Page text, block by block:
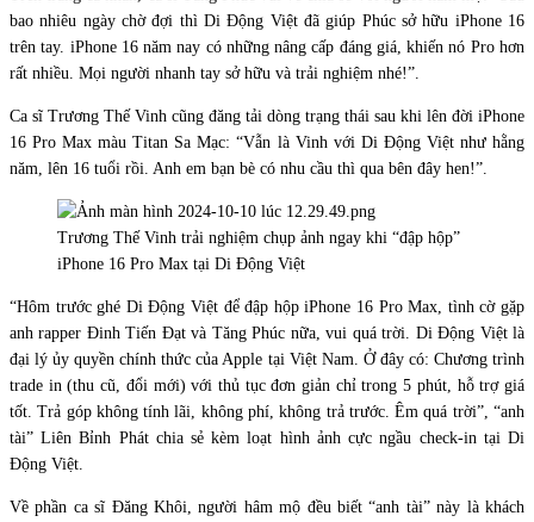
bao nhiêu ngày chờ đợi thì Di Động Việt đã giúp Phúc sở hữu iPhone 16
trên tay. iPhone 16 năm nay có những nâng cấp đáng giá, khiến nó Pro hơn
rất nhiều. Mọi người nhanh tay sở hữu và trải nghiệm nhé!”.
Ca sĩ Trương Thế Vinh cũng đăng tải dòng trạng thái sau khi lên đời iPhone
16 Pro Max màu Titan Sa Mạc: “Vẫn là Vinh với Di Động Việt như hằng
năm, lên 16 tuổi rồi. Anh em bạn bè có nhu cầu thì qua bên đây hen!”.
Trương Thế Vinh trải nghiệm chụp ảnh ngay khi “đập hộp”
iPhone 16 Pro Max tại Di Động Việt
“Hôm trước ghé Di Động Việt để đập hộp iPhone 16 Pro Max, tình cờ gặp
anh rapper Đinh Tiến Đạt và Tăng Phúc nữa, vui quá trời. Di Động Việt là
đại lý ủy quyền chính thức của Apple tại Việt Nam. Ở đây có: Chương trình
trade in (thu cũ, đổi mới) với thủ tục đơn giản chỉ trong 5 phút, hỗ trợ giá
tốt. Trả góp không tính lãi, không phí, không trả trước. Êm quá trời”, “anh
tài” Liên Bỉnh Phát chia sẻ kèm loạt hình ảnh cực ngầu check-in tại Di
Động Việt.
Về phần ca sĩ Đăng Khôi, người hâm mộ đều biết “anh tài” này là khách